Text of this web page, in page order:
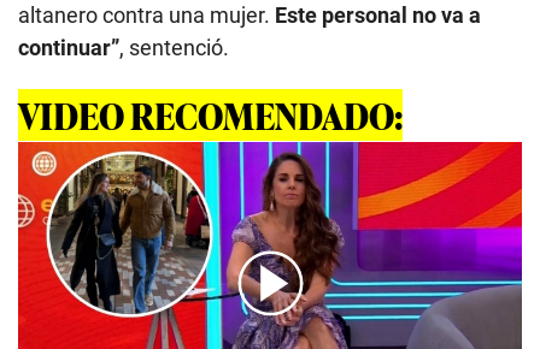
altanero contra una mujer. Este personal no va a
continuar”, sentenció.
VIDEO RECOMENDADO: